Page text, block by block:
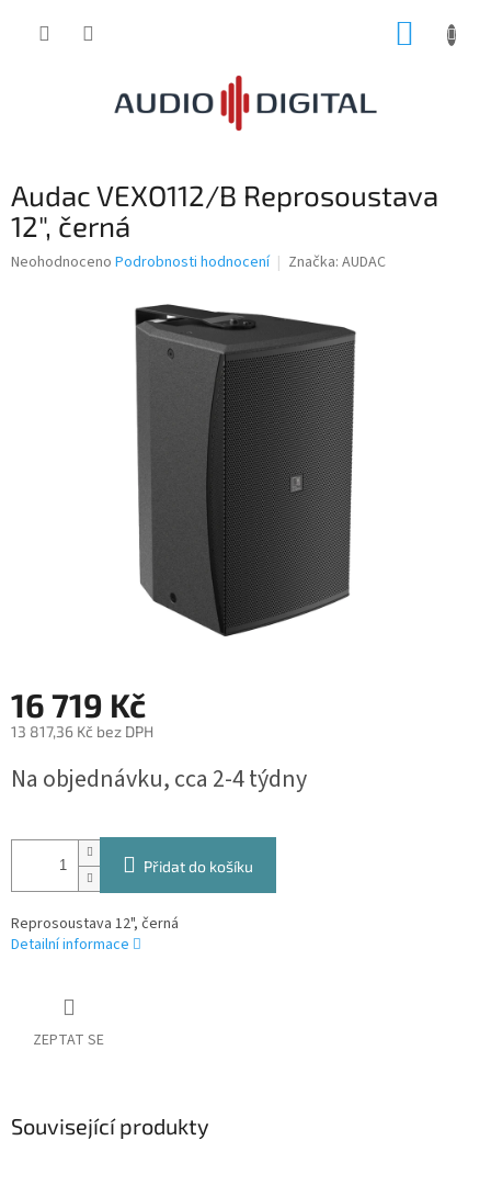
Audac VEXO112/B Reprosoustava
12", černá
Průměrné
Neohodnoceno Podrobnosti hodnocení Značka: AUDAC
16 719 Kč
13 817,36 Kč bez DPH
cena:
Na objednávku, cca 2-4 týdny
Přidat do košíku
Reprosoustava 12", černá
Detailní informace
ZEPTAT SE
Související produkty